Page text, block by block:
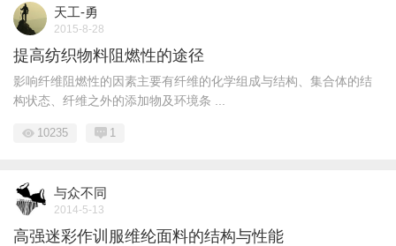
天工-勇
2015-8-28
提高纺织物料阻燃性的途径
影响纤维阻燃性的因素主要有纤维的化学组成与结构、集合体的结
构状态、纤维之外的添加物及环境条 ...
10235 1
与众不同
2014-5-13
高强迷彩作训服维纶面料的结构与性能